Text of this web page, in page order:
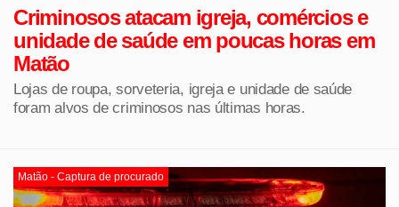
Criminosos atacam igreja, comércios e
unidade de saúde em poucas horas em
Matão
Lojas de roupa, sorveteria, igreja e unidade de saúde
foram alvos de criminosos nas últimas horas.
Matão - Captura de procurado